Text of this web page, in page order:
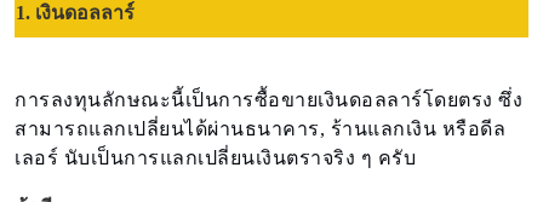
1. เงินดอลลาร์
การลงทุนลักษณะนี้เป็นการซื้อขายเงินดอลลาร์โดยตรง ซึ่ง
สามารถแลกเปลี่ยนได้ผ่านธนาคาร, ร้านแลกเงิน หรือดีล
เลอร์ นับเป็นการแลกเปลี่ยนเงินตราจริง ๆ ครับ